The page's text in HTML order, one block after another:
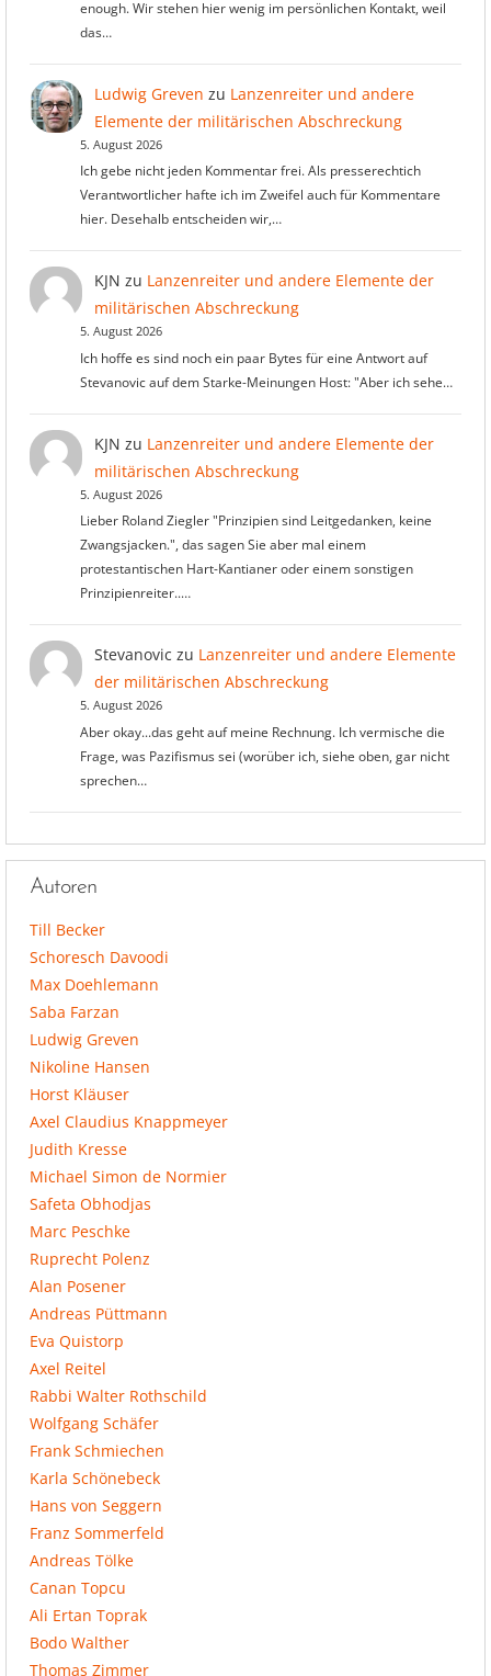
enough. Wir stehen hier wenig im persönlichen Kontakt, weil
das…
Ludwig Greven zu Lanzenreiter und andere
Elemente der militärischen Abschreckung
5. August 2026
Ich gebe nicht jeden Kommentar frei. Als presserechtich
Verantwortlicher hafte ich im Zweifel auch für Kommentare
hier. Desehalb entscheiden wir,…
KJN zu Lanzenreiter und andere Elemente der
militärischen Abschreckung
5. August 2026
Ich hoffe es sind noch ein paar Bytes für eine Antwort auf
Stevanovic auf dem Starke-Meinungen Host: "Aber ich sehe…
KJN zu Lanzenreiter und andere Elemente der
militärischen Abschreckung
5. August 2026
Lieber Roland Ziegler "Prinzipien sind Leitgedanken, keine
Zwangsjacken.", das sagen Sie aber mal einem
protestantischen Hart-Kantianer oder einem sonstigen
Prinzipienreiter..…
Stevanovic zu Lanzenreiter und andere Elemente
der militärischen Abschreckung
5. August 2026
Aber okay...das geht auf meine Rechnung. Ich vermische die
Frage, was Pazifismus sei (worüber ich, siehe oben, gar nicht
sprechen…
Autoren
Till Becker
Schoresch Davoodi
Max Doehlemann
Saba Farzan
Ludwig Greven
Nikoline Hansen
Horst Kläuser
Axel Claudius Knappmeyer
Judith Kresse
Michael Simon de Normier
Safeta Obhodjas
Marc Peschke
Ruprecht Polenz
Alan Posener
Andreas Püttmann
Eva Quistorp
Axel Reitel
Rabbi Walter Rothschild
Wolfgang Schäfer
Frank Schmiechen
Karla Schönebeck
Hans von Seggern
Franz Sommerfeld
Andreas Tölke
Canan Topcu
Ali Ertan Toprak
Bodo Walther
Thomas Zimmer